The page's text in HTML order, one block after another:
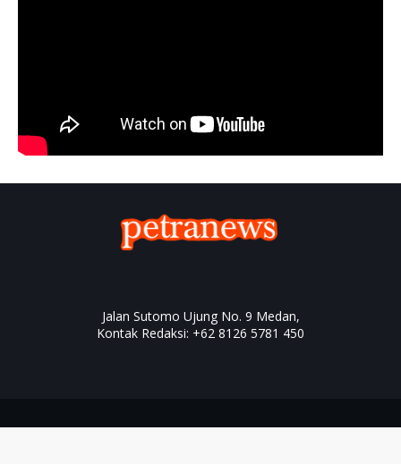
Jalan Sutomo Ujung No. 9 Medan,
Kontak Redaksi: +62 8126 5781 450